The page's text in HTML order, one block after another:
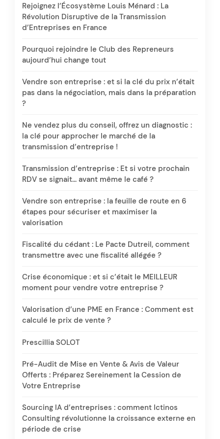
Rejoignez l’Écosystème Louis Ménard : La
Révolution Disruptive de la Transmission
d’Entreprises en France
Pourquoi rejoindre le Club des Repreneurs
aujourd’hui change tout
Vendre son entreprise : et si la clé du prix n’était
pas dans la négociation, mais dans la préparation
?
Ne vendez plus du conseil, offrez un diagnostic :
la clé pour approcher le marché de la
transmission d’entreprise !
Transmission d’entreprise : Et si votre prochain
RDV se signait… avant même le café ?
Vendre son entreprise : la feuille de route en 6
étapes pour sécuriser et maximiser la
valorisation
Fiscalité du cédant : Le Pacte Dutreil, comment
transmettre avec une fiscalité allégée ?
Crise économique : et si c’était le MEILLEUR
moment pour vendre votre entreprise ?
Valorisation d’une PME en France : Comment est
calculé le prix de vente ?
Prescillia SOLOT
Pré-Audit de Mise en Vente & Avis de Valeur
Offerts : Préparez Sereinement la Cession de
Votre Entreprise
Sourcing IA d’entreprises : comment Ictinos
Consulting révolutionne la croissance externe en
période de crise